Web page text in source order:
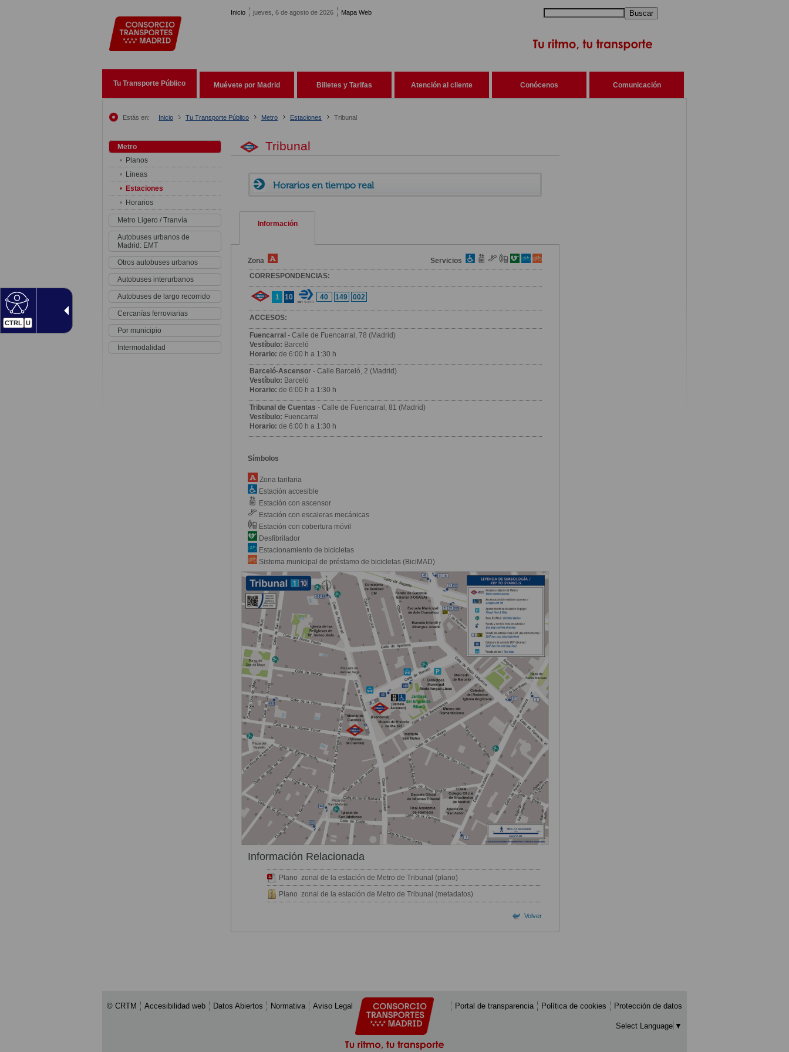
CTRL U
Inicio jueves, 6 de agosto de 2026 Mapa Web Buscar
Tu Transporte Público Muévete por Madrid Billetes y Tarifas Atención al cliente Conócenos Comunicación
Estás en: Inicio Tu Transporte Público Metro Estaciones Tribunal
Metro
Planos
Líneas
Estaciones
Horarios
Metro Ligero / Tranvía
Autobuses urbanos de
Madrid: EMT
Otros autobuses urbanos
Autobuses interurbanos
Autobuses de largo recorrido
Cercanías ferroviarias
Por municipio
Intermodalidad
Tribunal
Horarios en tiempo real
Información
Zona
Servicios
CORRESPONDENCIAS:
1 10 40 149 002
ACCESOS:
Fuencarral - Calle de Fuencarral, 78 (Madrid)
Vestíbulo: Barceló
Horario: de 6:00 h a 1:30 h
Barceló-Ascensor - Calle Barceló, 2 (Madrid)
Vestíbulo: Barceló
Horario: de 6:00 h a 1:30 h
Tribunal de Cuentas - Calle de Fuencarral, 81 (Madrid)
Vestíbulo: Fuencarral
Horario: de 6:00 h a 1:30 h
Símbolos
Zona tarifaria
Estación accesible
Estación con ascensor
Estación con escaleras mecánicas
Estación con cobertura móvil
Desfibrilador
Estacionamiento de bicicletas
Sistema municipal de préstamo de bicicletas (BiciMAD)
Información Relacionada
Plano zonal de la estación de Metro de Tribunal (plano)
Plano zonal de la estación de Metro de Tribunal (metadatos)
Volver
© CRTM Accesibilidad web Datos Abiertos Normativa Aviso Legal Portal de transparencia Política de cookies Protección de datos
Select Language ▼